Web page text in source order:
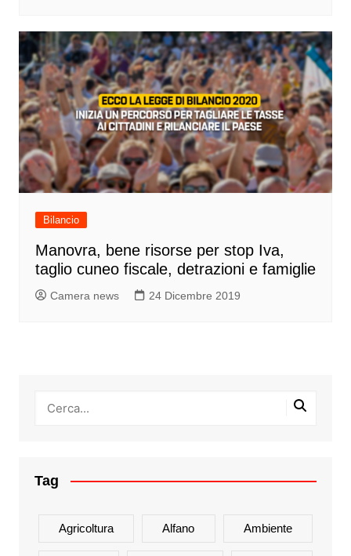
Bilancio
Manovra, bene risorse per stop Iva,
taglio cuneo fiscale, detrazioni e famiglie
Camera news 24 Dicembre 2019
Tag
Agricoltura Alfano Ambiente